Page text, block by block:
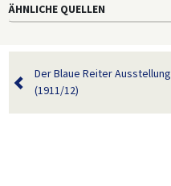
ÄHNLICHE QUELLEN
Der Blaue Reiter Ausstellung
(1911/12)